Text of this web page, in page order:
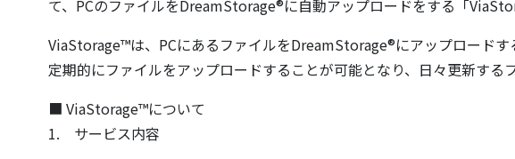
て、PCのファイルをDreamStorage®に自動アップロードをする「
ViaStorage™は、PCにあるファイルをDreamStorage®にアップロード
定期的にファイルをアップロードすることが可能となり、日々更新する
■ ViaStorage™について
1. サービス内容